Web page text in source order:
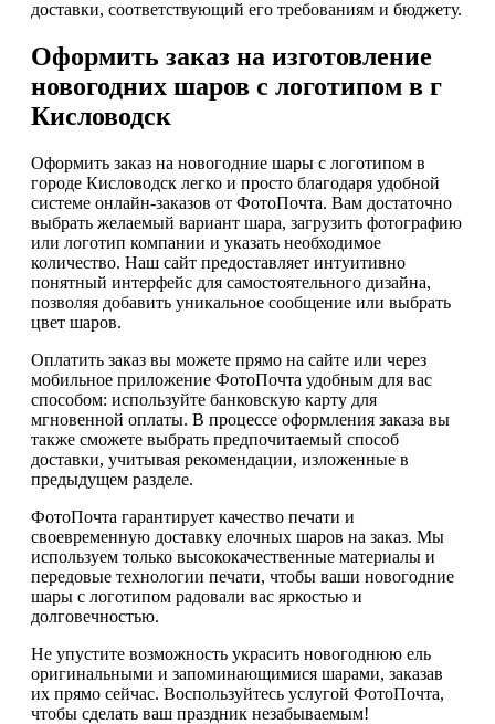
доставки, соответствующий его требованиям и бюджету.
Оформить заказ на изготовление
новогодних шаров с логотипом в г
Кисловодск
Оформить заказ на новогодние шары с логотипом в
городе Кисловодск легко и просто благодаря удобной
системе онлайн-заказов от ФотоПочта. Вам достаточно
выбрать желаемый вариант шара, загрузить фотографию
или логотип компании и указать необходимое
количество. Наш сайт предоставляет интуитивно
понятный интерфейс для самостоятельного дизайна,
позволяя добавить уникальное сообщение или выбрать
цвет шаров.
Оплатить заказ вы можете прямо на сайте или через
мобильное приложение ФотоПочта удобным для вас
способом: используйте банковскую карту для
мгновенной оплаты. В процессе оформления заказа вы
также сможете выбрать предпочитаемый способ
доставки, учитывая рекомендации, изложенные в
предыдущем разделе.
ФотоПочта гарантирует качество печати и
своевременную доставку елочных шаров на заказ. Мы
используем только высококачественные материалы и
передовые технологии печати, чтобы ваши новогодние
шары с логотипом радовали вас яркостью и
долговечностью.
Не упустите возможность украсить новогоднюю ель
оригинальными и запоминающимися шарами, заказав
их прямо сейчас. Воспользуйтесь услугой ФотоПочта,
чтобы сделать ваш праздник незабываемым!